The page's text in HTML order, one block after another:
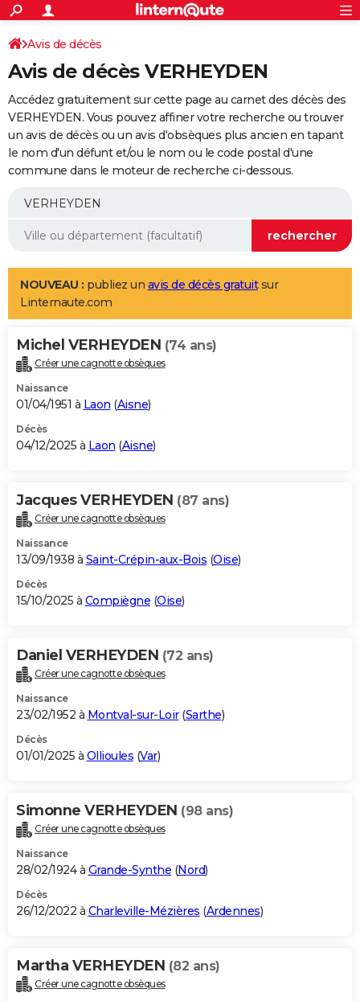
ACTUALITÉS
Politique
Société
Faits Divers
Education
Monde
Villes
+
SPORT
Coupe du monde 2026
Football
Tennis
Cyclisme
Rugby
Forum
Programme TV
TNT
Streaming
Cinéma
Sorties cinéma
Musique
+
FINANCE
Impôts
Immobilier
Risques naturels par ville
Banque
Assurance
Crédit
AUTO
Essais
Réserver un essai
Citadines
Berlines
SUV
Forum auto
+
Mobiles
Meilleur smartphone
Internet
Ordinateurs
Jeux vidéo
Guide high-tech
Aménagement intérieur
LIFESTYLE
Art de vivre
Bien-être
Loisirs
Mode
Modes de vie
Alimentation
Guide de la santé
Maladies
Médicaments
Sommeil
VOYAGE
Destinations
City break
Voyage nature
Voyage de noces
Forum
Climat
+PHOTO
GUIDES D'ACHAT
BONS PLANS
Carte de Noël
Carte Bonne année
Carte Saint-Valentin
Carte Pâques
Carte d'anniversaire
DICTIONNAIRE
Dictionnaire
Biographies
Citations
Expressions
Proverbes
PROGRAMME TV
S'inscrire
Se connecter
Lycées
Collèges
Primaires
Universités
Entreprises
Service militaire
Avis de recherche
AVIS DE DÉCÈS
Bricolage
Lifestyle
Culture
Sport
Auto
Television
Voyage
Cinema
Avis de décès
Avis de décès VERHEYDEN
Accédez gratuitement sur cette page au carnet des décès des
VERHEYDEN. Vous pouvez affiner votre recherche ou trouver
un avis de décès ou un avis d'obsèques plus ancien en tapant
le nom d'un défunt et/ou le nom ou le code postal d'une
commune dans le moteur de recherche ci-dessous.
NOUVEAU : publiez un avis de décès gratuitsur
Linternaute.com
Michel VERHEYDEN (74 ans)
Créer une cagnotte obsèques
Naissance
01/04/1951 à Laon (Aisne)
Décès
04/12/2025 à Laon (Aisne)
Jacques VERHEYDEN (87 ans)
Créer une cagnotte obsèques
Naissance
13/09/1938 à Saint-Crépin-aux-Bois (Oise)
Décès
15/10/2025 à Compiègne (Oise)
Daniel VERHEYDEN (72 ans)
Créer une cagnotte obsèques
Naissance
23/02/1952 à Montval-sur-Loir(Sarthe)
Décès
01/01/2025 à Ollioules (Var)
Simonne VERHEYDEN (98 ans)
Créer une cagnotte obsèques
Naissance
28/02/1924 à Grande-Synthe (Nord)
Décès
26/12/2022 à Charleville-Mézières (Ardennes)
Martha VERHEYDEN (82 ans)
Créer une cagnotte obsèques